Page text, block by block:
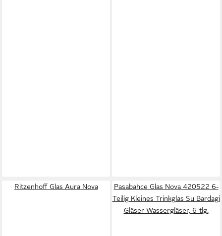
Ritzenhoff Glas Aura Nova
Pasabahce Glas Nova 420522 6-
Teilig Kleines Trinkglas Su Bardagi
Gläser Wassergläser, 6-tlg.